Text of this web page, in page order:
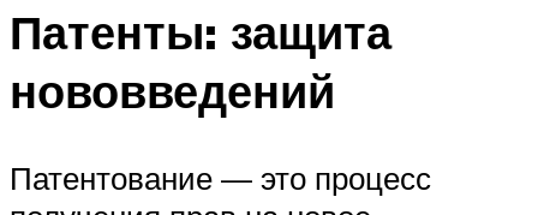
Патенты: защита
нововведений
Патентование — это процесс